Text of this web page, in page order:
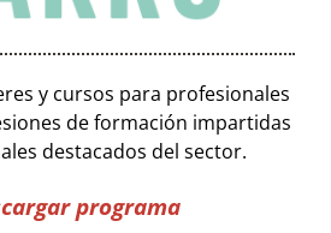
y cursos para profesionales
de formación impartidas
destacados del sector.
programa